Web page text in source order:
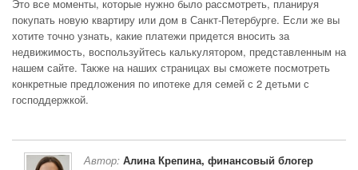
Это все моменты, которые нужно было рассмотреть, планируя
покупать новую квартиру или дом в Санкт-Петербурге. Если же вы
хотите точно узнать, какие платежи придется вносить за
недвижимость, воспользуйтесь калькулятором, представленным на
нашем сайте. Также на наших страницах вы сможете посмотреть
конкретные предложения по ипотеке для семей с 2 детьми с
господдержкой.
Автор: Алина Крепина, финансовый блогер